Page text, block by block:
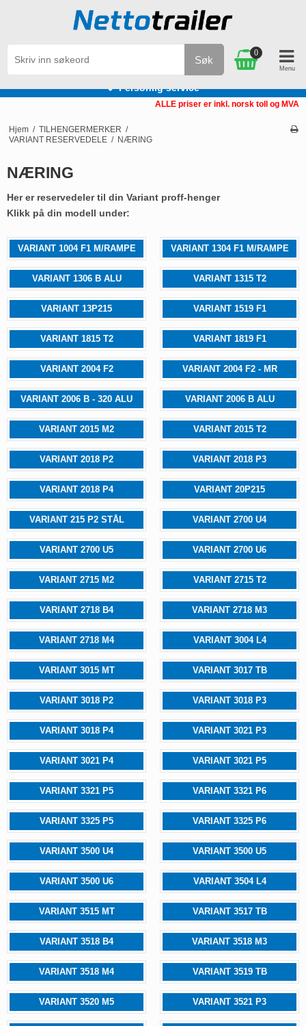
Personlig service
Søk
0
ALLE priser er inkl. norsk toll og MVA
Hjem / TILHENGERMERKER /
VARIANT RESERVEDELE / NÆRING
NÆRING
Her er reservedeler til din Variant proff-henger
Klikk på din modell under:
VARIANT 1004 F1 M/RAMPE VARIANT 1304 F1 M/RAMPE
VARIANT 1306 B ALU VARIANT 1315 T2
VARIANT 13P215 VARIANT 1519 F1
VARIANT 1815 T2 VARIANT 1819 F1
VARIANT 2004 F2 VARIANT 2004 F2 - MR
VARIANT 2006 B - 320 ALU VARIANT 2006 B ALU
VARIANT 2015 M2 VARIANT 2015 T2
VARIANT 2018 P2 VARIANT 2018 P3
VARIANT 2018 P4 VARIANT 20P215
VARIANT 215 P2 STÅL VARIANT 2700 U4
VARIANT 2700 U5 VARIANT 2700 U6
VARIANT 2715 M2 VARIANT 2715 T2
VARIANT 2718 B4 VARIANT 2718 M3
VARIANT 2718 M4 VARIANT 3004 L4
VARIANT 3015 MT VARIANT 3017 TB
VARIANT 3018 P2 VARIANT 3018 P3
VARIANT 3018 P4 VARIANT 3021 P3
VARIANT 3021 P4 VARIANT 3021 P5
VARIANT 3321 P5 VARIANT 3321 P6
VARIANT 3325 P5 VARIANT 3325 P6
VARIANT 3500 U4 VARIANT 3500 U5
VARIANT 3500 U6 VARIANT 3504 L4
VARIANT 3515 MT VARIANT 3517 TB
VARIANT 3518 B4 VARIANT 3518 M3
VARIANT 3518 M4 VARIANT 3519 TB
VARIANT 3520 M5 VARIANT 3521 P3